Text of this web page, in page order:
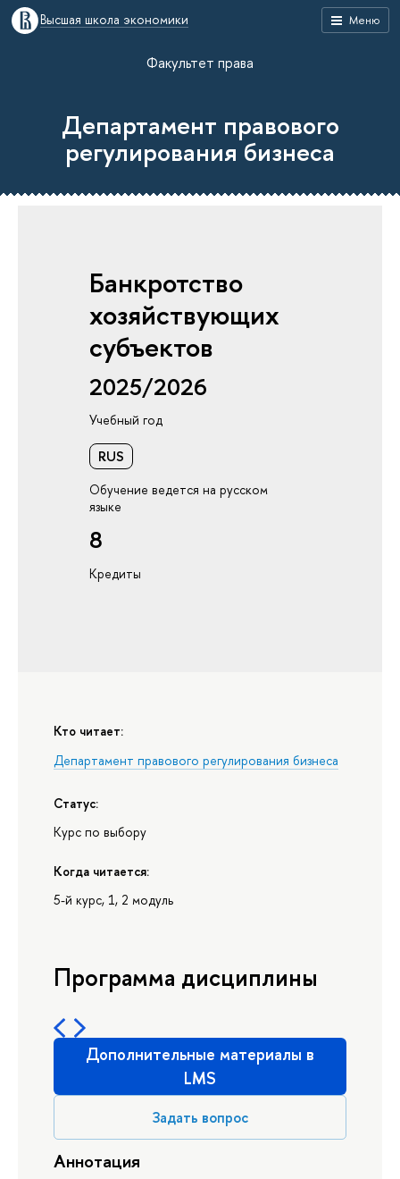
Меню
Высшая школа экономики
Факультет права
Департамент правового
регулирования бизнеса
Банкротство
хозяйствующих
субъектов
2025/2026
Учебный год
RUS
Обучение ведется на русском
языке
8
Кредиты
Кто читает:
Департамент правового регулирования бизнеса
Статус:
Курс по выбору
Когда читается:
5-й курс, 1, 2 модуль
Программа дисциплины
Дополнительные материалы в
LMS
Задать вопрос
Аннотация